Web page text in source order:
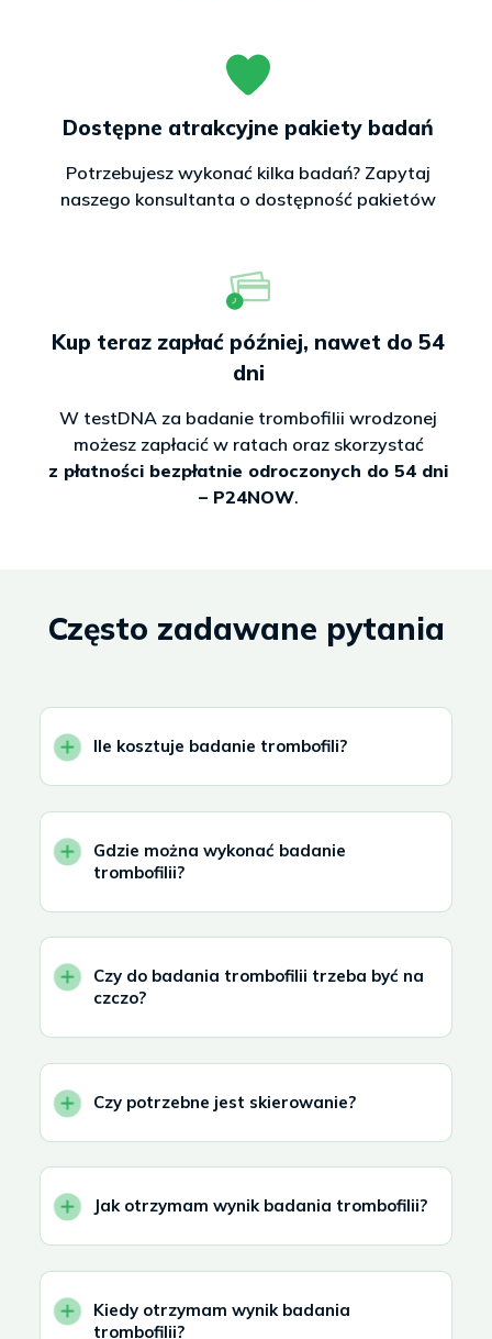
Dostępne atrakcyjne pakiety badań
Potrzebujesz wykonać kilka badań? Zapytaj
naszego konsultanta o dostępność pakietów
Kup teraz zapłać później, nawet do 54
dni
W testDNA za badanie trombofilii wrodzonej
możesz zapłacić w ratach oraz skorzystać
z płatności bezpłatnie odroczonych do 54 dni
– P24NOW.
Często zadawane pytania
Ile kosztuje badanie trombofili?
Gdzie można wykonać badanie
trombofilii?
Czy do badania trombofilii trzeba być na
czczo?
Czy potrzebne jest skierowanie?
Jak otrzymam wynik badania trombofilii?
Kiedy otrzymam wynik badania
trombofilii?